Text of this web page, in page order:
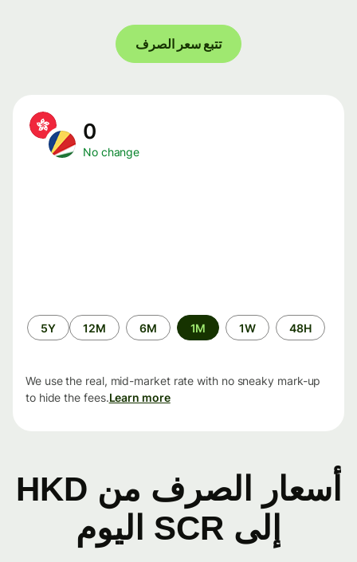
تتبع سعر الصرف
No change
الفترة
الزمنية
48H
1W
1M
6M
12M
5Y
We use the real, mid-market rate with no sneaky mark-up
to hide the fees.Learn more
أسعار الصرف من HKD
إلى SCR اليوم